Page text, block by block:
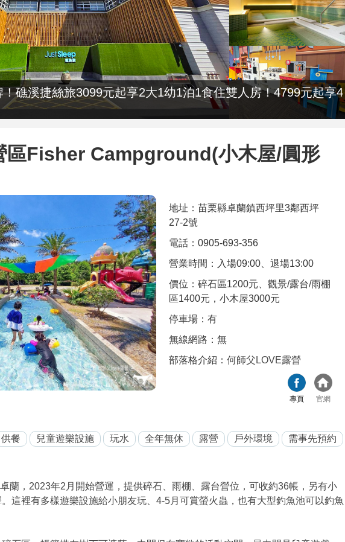
礁溪捷絲旅3099元起享2大1幼1泊1食住雙人房！4799元起享4
區Fisher Campground(小木屋/圓形
地址：苗栗縣卓蘭鎮西坪里3鄰西坪
27-2號
電話：0905-693-356
營業時間：入場09:00、退場13:00
價位：碎石區1200元、觀景/露台/雨棚
區1400元，小木屋3000元
停車場：有
無線網路：無
部落格介紹：何師父LOVE露營
專頁 官網
供餐 兒童遊樂設施 玩水 全年無休 露營 戶外環境
需事先預約
蘭，2023年2月開始營運，提供碎石、雨棚、露台營位，可收約36帳，另有小
這裡有多樣遊樂設施給小朋友玩、4-5月可賞螢火蟲，也有大型釣魚池可以釣魚